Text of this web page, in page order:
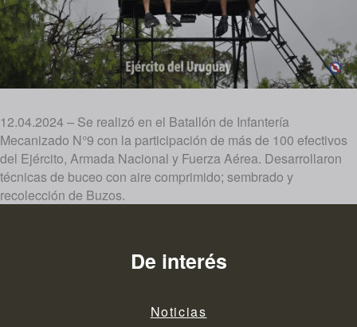
12.04.2024 – Se realizó en el Batallón de Infantería
Mecanizado N°9 con la participación de más de 100 efectivos
del Ejército, Armada Nacional y Fuerza Aérea. Desarrollaron
técnicas de buceo con aire comprimido; sembrado y
recolección de Buzos.
De interés
Noticias